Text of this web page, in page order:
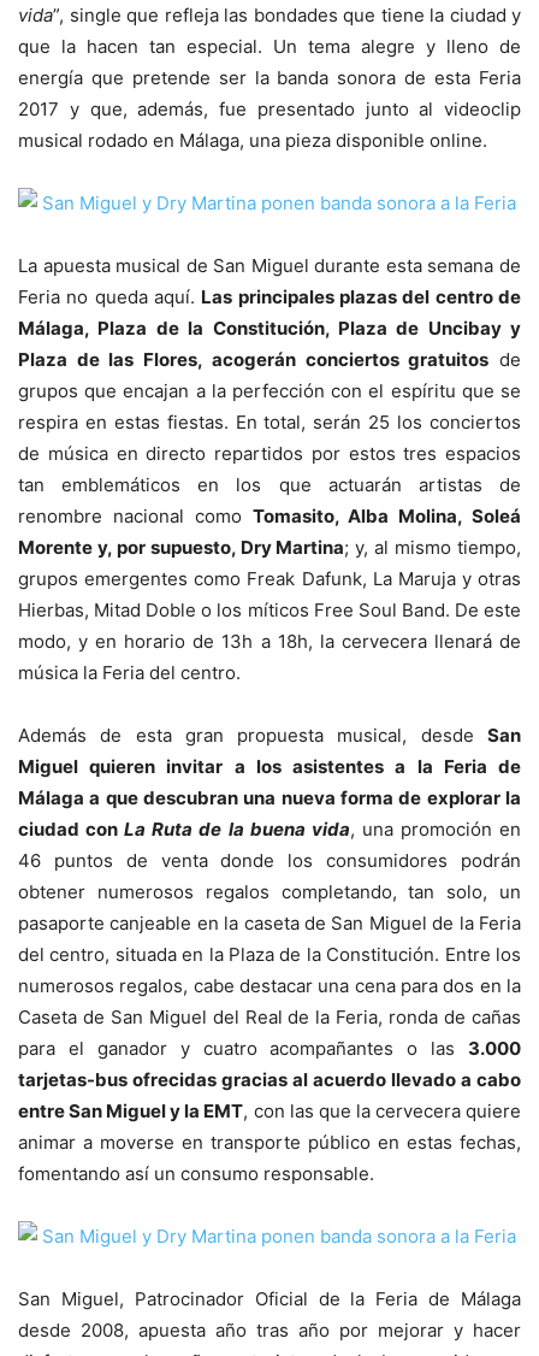
vida”, single que refleja las bondades que tiene la ciudad y
que la hacen tan especial. Un tema alegre y lleno de
energía que pretende ser la banda sonora de esta Feria
2017 y que, además, fue presentado junto al videoclip
musical rodado en Málaga, una pieza disponible online.
La apuesta musical de San Miguel durante esta semana de
Feria no queda aquí. Las principales plazas del centro de
Málaga, Plaza de la Constitución, Plaza de Uncibay y
Plaza de las Flores, acogerán conciertos gratuitos de
grupos que encajan a la perfección con el espíritu que se
respira en estas fiestas. En total, serán 25 los conciertos
de música en directo repartidos por estos tres espacios
tan emblemáticos en los que actuarán artistas de
renombre nacional como Tomasito, Alba Molina, Soleá
Morente y, por supuesto, Dry Martina; y, al mismo tiempo,
grupos emergentes como Freak Dafunk, La Maruja y otras
Hierbas, Mitad Doble o los míticos Free Soul Band. De este
modo, y en horario de 13h a 18h, la cervecera llenará de
música la Feria del centro.
Además de esta gran propuesta musical, desde San
Miguel quieren invitar a los asistentes a la Feria de
Málaga a que descubran una nueva forma de explorar la
ciudad conLa Ruta de la buena vida, una promoción en
46 puntos de venta donde los consumidores podrán
obtener numerosos regalos completando, tan solo, un
pasaporte canjeable en la caseta de San Miguel de la Feria
del centro, situada en la Plaza de la Constitución. Entre los
numerosos regalos, cabe destacar una cena para dos en la
Caseta de San Miguel del Real de la Feria, ronda de cañas
para el ganador y cuatro acompañantes o las 3.000
tarjetas-bus ofrecidas gracias al acuerdo llevado a cabo
entre San Miguel y la EMT, con las que la cervecera quiere
animar a moverse en transporte público en estas fechas,
fomentando así un consumo responsable.
San Miguel, Patrocinador Oficial de la Feria de Málaga
desde 2008, apuesta año tras año por mejorar y hacer